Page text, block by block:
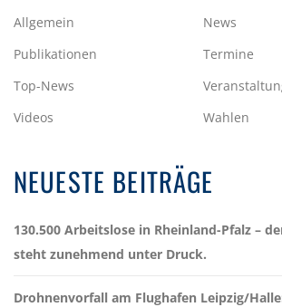
Allgemein
News
Publikationen
Termine
Top-News
Videos
Wahlen
NEUESTE BEITRÄGE
130.500 Arbeitslose in Rheinland-Pfalz –
steht zunehmend unter Druck.
Drohnenvorfall am Flughafen Leipzig/